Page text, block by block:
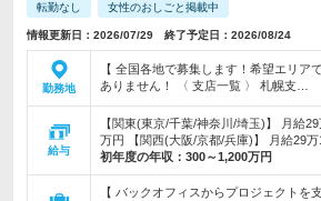
転勤なし 女性のおしごと掲載中
情報更新日：2026/07/29 終了予定日：2026/08/24
勤務地
【 全国各地で募集します！希望エリア
ありません！ 〈 支店一覧 〉 札幌支…
給与
【関東(東京/千葉/神奈川/埼玉)】 月給
万円 【関西(大阪/京都/兵庫)】 月給29万
初年度の年収： 300～1,200万円
【 バックオフィスからプロジェクトを